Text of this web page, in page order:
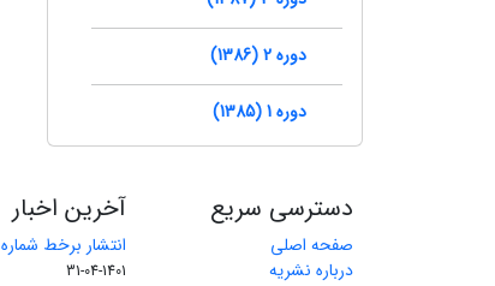
دوره 2 (1386)
دوره 1 (1385)
دسترسی سریع
صفحه اصلی
درباره نشریه
آخرین اخبار
انتشار برخط شماره 56 نشریه مهندسی معدن
1401-04-31